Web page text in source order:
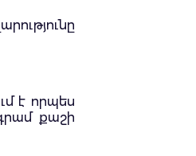
է որպես
քաշի